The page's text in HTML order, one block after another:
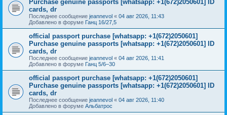
Purchase genuine passports [whatsapp: +1(672)2050601] ID
cards, dr
Последнее сообщение jeannevol « 04 авг 2026, 11:43
Добавлено в форуме Ганц 16/27,5
official passport purchase [whatsapp: +1(672)2050601]
Purchase genuine passports [whatsapp: +1(672)2050601] ID
cards, dr
Последнее сообщение jeannevol « 04 авг 2026, 11:41
Добавлено в форуме Ганц 5/6–30
official passport purchase [whatsapp: +1(672)2050601]
Purchase genuine passports [whatsapp: +1(672)2050601] ID
cards, dr
Последнее сообщение jeannevol « 04 авг 2026, 11:40
Добавлено в форуме Альбатрос